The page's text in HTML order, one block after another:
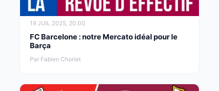
19 JUIL 2025, 20:00
FC Barcelone : notre Mercato idéal pour le
Barça
Par Fabien Chorlet